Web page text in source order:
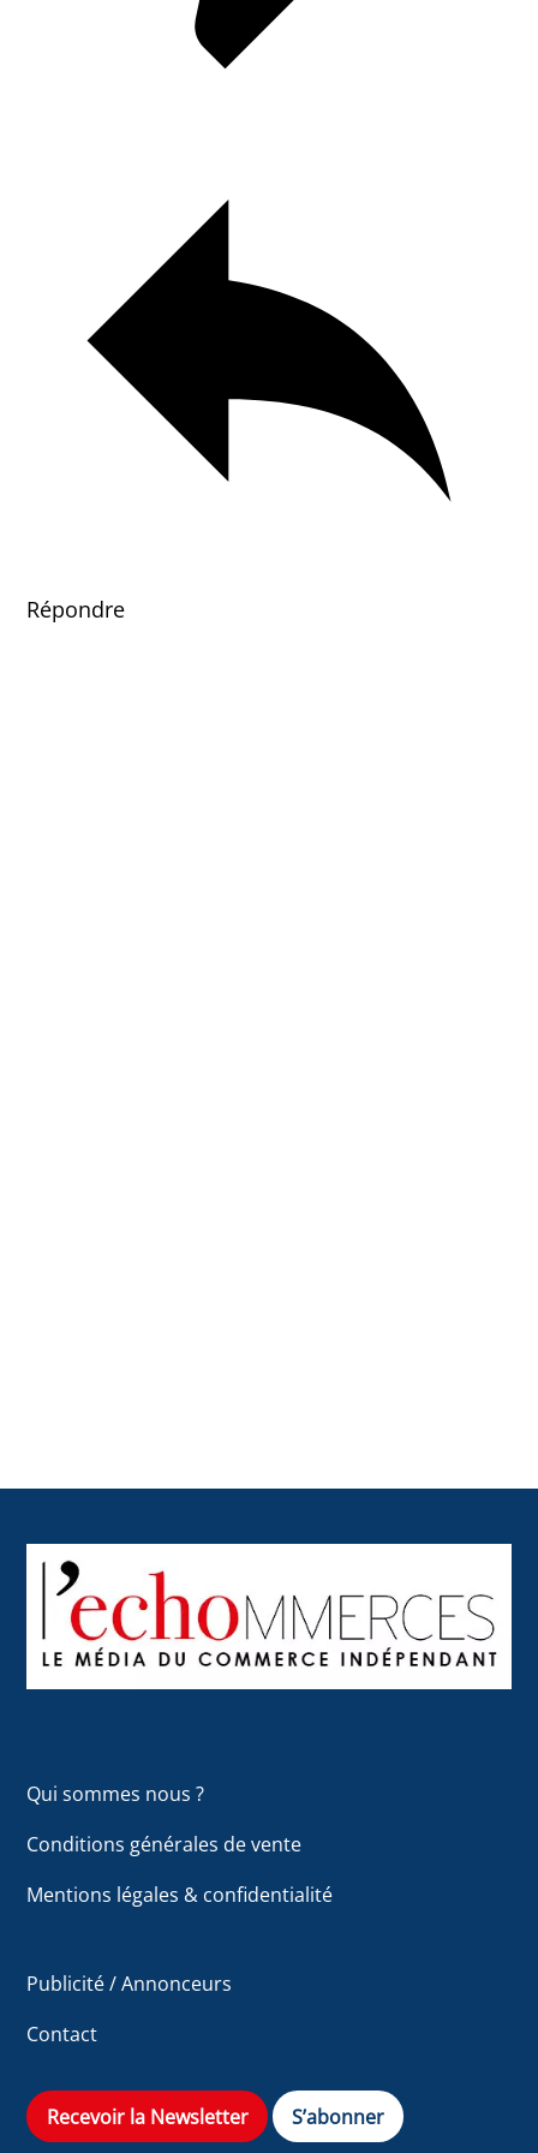
Répondre
To
Top
Qui sommes nous ?
Conditions générales de vente
Mentions légales & confidentialité
Publicité / Annonceurs
Contact
Recevoir la Newsletter S’abonner